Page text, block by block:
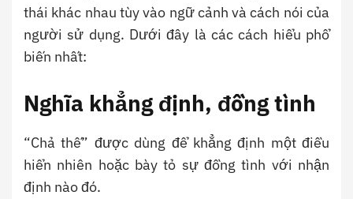
thái khác nhau tùy vào ngữ cảnh và cách nói của
người sử dụng. Dưới đây là các cách hiểu phổ
biến nhất:
Nghĩa khẳng định, đồng tình
“Chả thế” được dùng để khẳng định một điều
hiển nhiên hoặc bày tỏ sự đồng tình với nhận
định nào đó.